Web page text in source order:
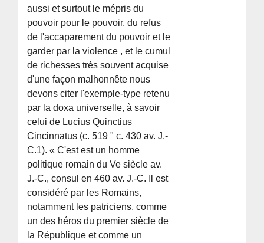
aussi et surtout le mépris du
pouvoir pour le pouvoir, du refus
de l'accaparement du pouvoir et le
garder par la violence , et le cumul
de richesses très souvent acquise
d'une façon malhonnête nous
devons citer l'exemple-type retenu
par la doxa universelle, à savoir
celui de Lucius Quinctius
Cincinnatus (c. 519 " c. 430 av. J.-
C.1). « C'est est un homme
politique romain du Ve siècle av.
J.-C., consul en 460 av. J.-C. Il est
considéré par les Romains,
notamment les patriciens, comme
un des héros du premier siècle de
la République et comme un